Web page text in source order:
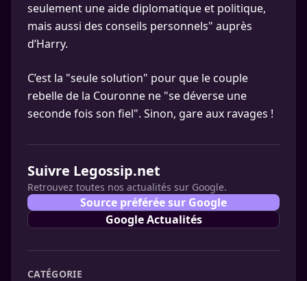
seulement une aide diplomatique et politique,
mais aussi des conseils personnels" auprès
d’Harry.
C’est la "seule solution" pour que le couple
rebelle de la Couronne ne "se déverse une
seconde fois son fiel". Sinon, gare aux ravages !
Suivre Legossip.net
Retrouvez toutes nos actualités sur Google.
Source préférée sur Google
Google Actualités
CATÉGORIE